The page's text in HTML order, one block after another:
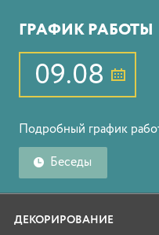
ГРАФИК РАБОТЫ
09.08
Подробный график
Беседы
ДЕКОРИРОВАНИЕ